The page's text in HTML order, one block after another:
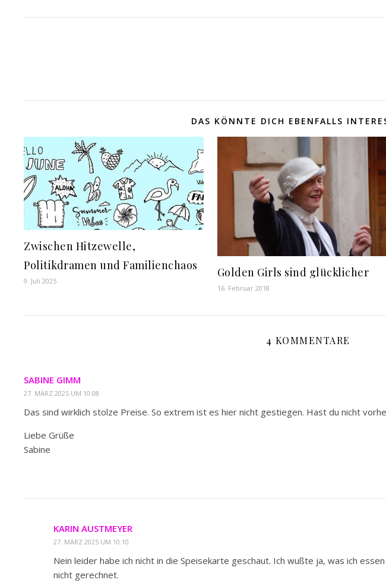
DAS KÖNNTE DICH EBENFALLS
Zwischen Hitzewelle,
Politikdramen und Familienchaos
9. Juli 2025
Golden Girls sind glücklicher
16. Februar 2018
4 KOMMENTARE
SABINE GIMM
27. MÄRZ 2025 UM 10:08
Das sind wirklich stolze Preise. So extrem ist es hier nicht gestiegen. Hast du nicht
Liebe Grüße
Sabine
KARIN AUSTMEYER
27. MÄRZ 2025 UM 10:10
Nein leider habe ich nicht in die Speisekarte geschaut. Ich wußte ja, was ich
nicht gerechnet.